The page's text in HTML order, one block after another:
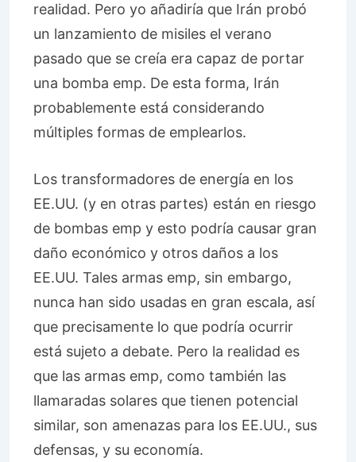
realidad. Pero yo añadiría que Irán probó
un lanzamiento de misiles el verano
pasado que se creía era capaz de portar
una bomba emp. De esta forma, Irán
probablemente está considerando
múltiples formas de emplearlos.
Los transformadores de energía en los
EE.UU. (y en otras partes) están en riesgo
de bombas emp y esto podría causar gran
daño económico y otros daños a los
EE.UU. Tales armas emp, sin embargo,
nunca han sido usadas en gran escala, así
que precisamente lo que podría ocurrir
está sujeto a debate. Pero la realidad es
que las armas emp, como también las
llamaradas solares que tienen potencial
similar, son amenazas para los EE.UU., sus
defensas, y su economía.